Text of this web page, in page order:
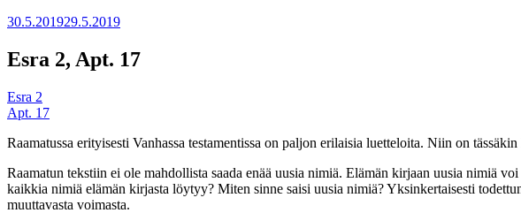
Julkaistu
30.5.201929.5.2019
Esra 2, Apt. 17
Esra 2
Apt. 17
Raamatussa erityisesti Vanhassa testamentissa on paljon erilaisia luetteloita. Niin on
Raamatun tekstiin ei ole mahdollista saada enää uusia nimiä. Elämän kirjaan uusia nimiä
kaikkia nimiä elämän kirjasta löytyy? Miten sinne saisi uusia nimiä? Yksinkertaisesti
muuttavasta voimasta.